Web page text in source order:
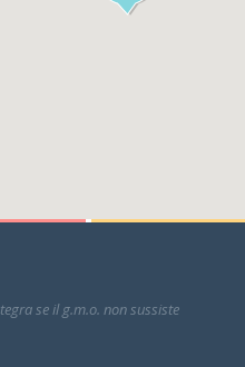
se il g.m.o. non sussiste